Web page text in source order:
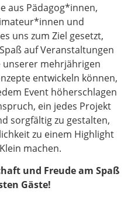
aus Pädagog*innen,
und
uns zum Ziel gesetzt,
auf Veranstaltungen
unserer mehrjährigen
entwickeln können,
Event höherschlagen
ein jedes Projekt
sorgfältig zu gestalten,
zu einem Highlight
machen.
und Freude am Spaß
Gäste!